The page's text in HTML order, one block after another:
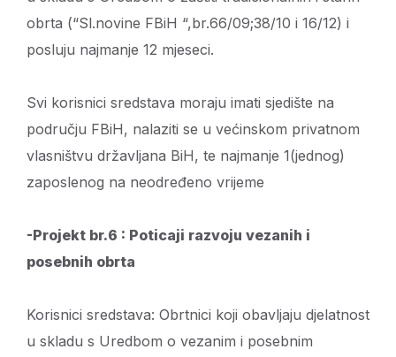
obrta (“Sl.novine FBiH “,br.66/09;38/10 i 16/12) i
posluju najmanje 12 mjeseci.
Svi korisnici sredstava moraju imati sjedište na
području FBiH, nalaziti se u većinskom privatnom
vlasništvu državljana BiH, te najmanje 1(jednog)
zaposlenog na neodređeno vrijeme
-Projekt br.6 : Poticaji razvoju vezanih i
posebnih obrta
Korisnici sredstava: Obrtnici koji obavljaju djelatnost
u skladu s Uredbom o vezanim i posebnim